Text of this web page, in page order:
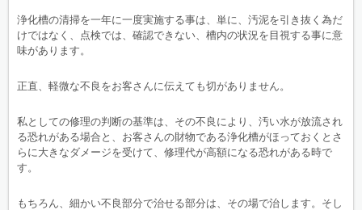
浄化槽の清掃を一年に一度実施する事は、単に、汚泥を引き抜く為だ
けではなく、点検では、確認できない、槽内の状況を目視する事に意
味があります。
正直、軽微な不良をお客さんに伝えても切がありません。
私としての修理の判断の基準は、その不良により、汚い水が放流され
る恐れがある場合と、お客さんの財物である浄化槽がほっておくとさ
らに大きなダメージを受けて、修理代が高額になる恐れがある時で
す。
もちろん、細かい不良部分で治せる部分は、その場で治します。そし